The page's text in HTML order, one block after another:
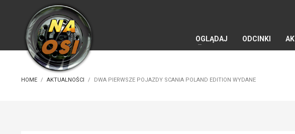
OGLĄDAJ ODCINKI
HOME AKTUALNOŚCI DWA PIERWSZE POJAZDY SCANIA POLAND EDITION WYDANE